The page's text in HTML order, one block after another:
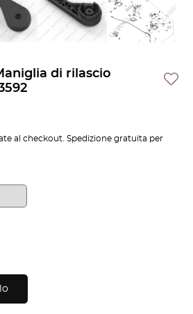
di rilascio
al checkout. Spedizione gratuita per